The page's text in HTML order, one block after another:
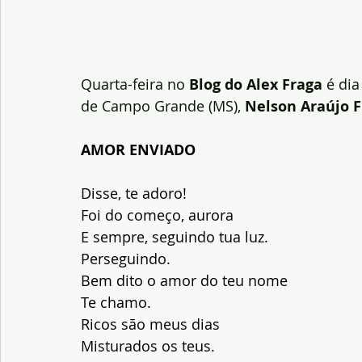
Quarta-feira no Blog do Alex Fraga é
de Campo Grande (MS), Nelson Araújo
AMOR ENVIADO
Disse, te adoro!
Foi do começo, aurora
E sempre, seguindo tua luz.
Perseguindo.
Bem dito o amor do teu nome
Te chamo.
Ricos são meus dias
Misturados os teus.